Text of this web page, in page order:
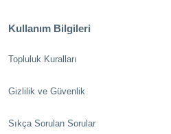
Kullanım Bilgileri
Topluluk Kuralları
Gizlilik ve Güvenlik
Sıkça Sorulan Sorular